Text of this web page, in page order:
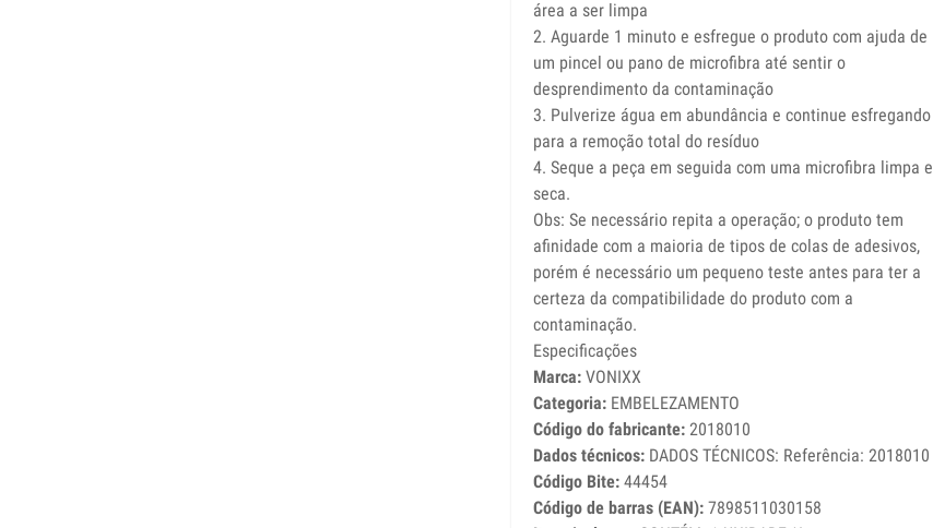
área a ser limpa
2. Aguarde 1 minuto e esfregue o produto com ajuda de
um pincel ou pano de microfibra até sentir o
desprendimento da contaminação
3. Pulverize água em abundância e continue esfregando
para a remoção total do resíduo
4. Seque a peça em seguida com uma microfibra limpa e
seca.
Obs: Se necessário repita a operação; o produto tem
afinidade com a maioria de tipos de colas de adesivos,
porém é necessário um pequeno teste antes para ter a
certeza da compatibilidade do produto com a
contaminação.
Especificações
Marca:VONIXX
Categoria:EMBELEZAMENTO
Código do fabricante:2018010
Dados técnicos:DADOS TÉCNICOS: Referência: 2018010
Código Bite:44454
Código de barras (EAN):7898511030158